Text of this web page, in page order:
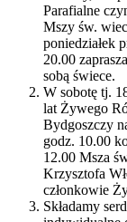
Parafialne
Mszy św.
poniedziałek
20.00
sobą świece.
W sobotę tj.
lat Żywego
Bydgoszczy
godz. 10.00
12.00 Msza
Krzysztofa
członkowie
Składamy